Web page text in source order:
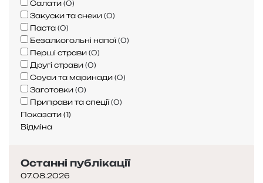
м
у
т
а
я
к
з
б
е
р
і
т
и
Салати (0)
Закуски та снеки (0)
Паста (0)
Безалкогольні напої (0)
Перші страви (0)
Другі страви (0)
Соуси та маринади (0)
Заготовки (0)
Приправи та спеції (0)
Показати (1)
Відміна
Останні публікації
07.08.2026